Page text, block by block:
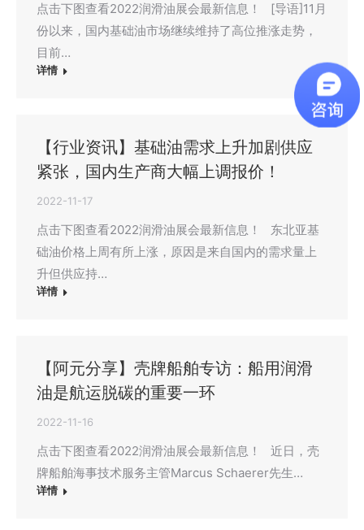
点击下图查看2022润滑油展会最新信息！ [导语]11月
份以来，国内基础油市场继续维持了高位推涨走势，
目前…
详情
【行业资讯】基础油需求上升加剧供应
紧张，国内生产商大幅上调报价！
2022-11-17
点击下图查看2022润滑油展会最新信息！ 东北亚基
础油价格上周有所上涨，原因是来自国内的需求量上
升但供应持…
详情
【阿元分享】壳牌船舶专访：船用润滑
油是航运脱碳的重要一环
2022-11-16
点击下图查看2022润滑油展会最新信息！ 近日，壳
牌船舶海事技术服务主管Marcus Schaerer先生…
详情